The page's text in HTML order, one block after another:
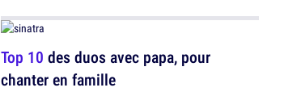
Top 10 des duos avec papa, pour
chanter en famille